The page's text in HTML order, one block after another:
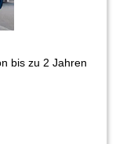
bis zu 2 Jahren